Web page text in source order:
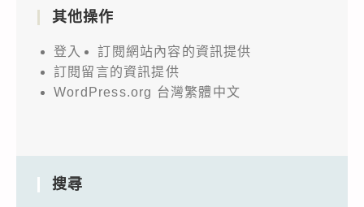
其他操作
登入
訂閱網站內容的資訊提供
訂閱留言的資訊提供
WordPress.org 台灣繁體中文
搜尋